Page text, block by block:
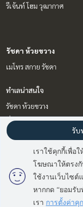
รีเจ้นท์ โฮม วุฒากาศ
รัชดา ห้วยขวาง
เมโทร สกาย รัชดา
ทำเลน่าสนใจ
รัชดา ห้วยขวาง
ท่าพระ ตลาดพลู วุฒากาศ
บางซื่อ วงศ์สว่าง เตาปูน
แจ้งวัฒนะ เมืองทอง
เราใช้คุกกี้เพื่อ
โฆษณาให้ตรงกั
ใช้งานเว็บไซต์
หากกด “ยอมรั
เรา การตั้งค่าคุ
รับ